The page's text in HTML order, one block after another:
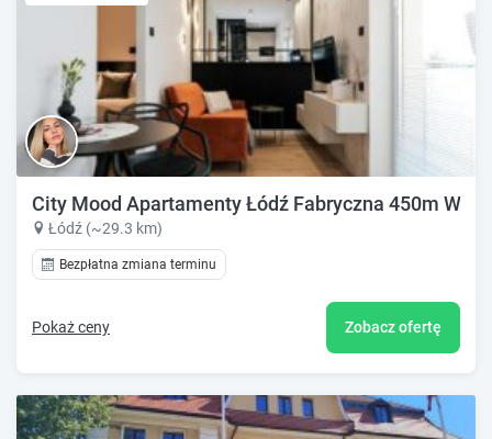
City Mood Apartamenty Łódź Fabryczna 450m
Łódź (~29.3 km)
Bezpłatna zmiana terminu
Pokaż ceny Zobacz ofertę